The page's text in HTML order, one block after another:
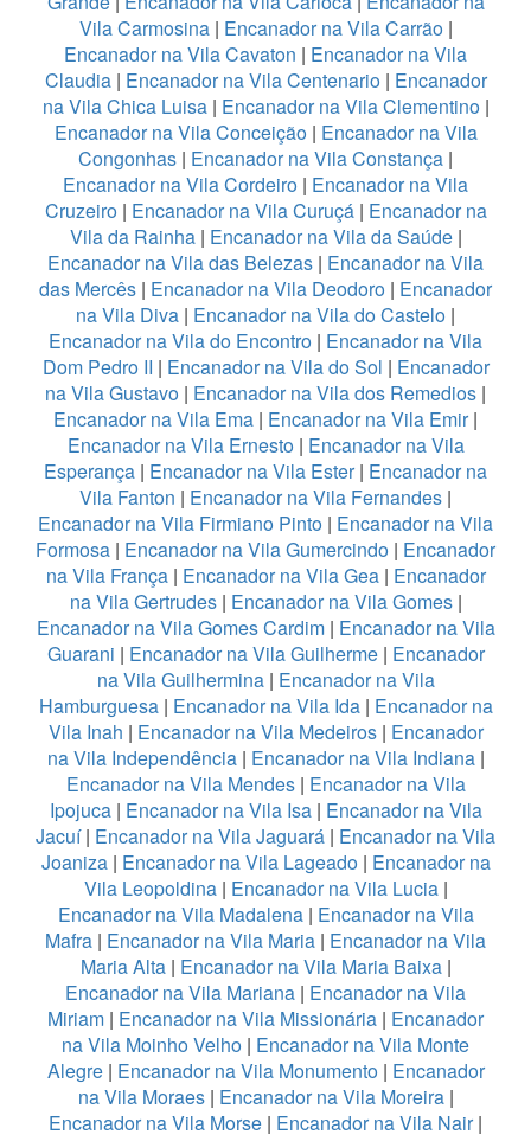
Vila Carmosina| Encanador na Vila Carrão|
Encanador na Vila Cavaton | Encanador na Vila
Claudia| Encanador na Vila Centenario| Encanador
na Vila Chica Luisa | Encanador na Vila Clementino|
Encanador na Vila Conceição| Encanador na Vila
Congonhas | Encanador na Vila Constança |
Encanador na Vila Cordeiro | Encanador na Vila
Cruzeiro | Encanador na Vila Curuçá | Encanador na
Vila da Rainha | Encanador na Vila da Saúde|
Encanador na Vila das Belezas | Encanador na Vila
das Mercês | Encanador na Vila Deodoro | Encanador
na Vila Diva | Encanador na Vila do Castelo |
Encanador na Vila do Encontro | Encanador na Vila
Dom Pedro II | Encanador na Vila do Sol | Encanador
na Vila Gustavo | Encanador na Vila dos Remedios |
Encanador na Vila Ema | Encanador na Vila Emir|
Encanador na Vila Ernesto| Encanador na Vila
Esperança | Encanador na Vila Ester| Encanador na
Vila Fanton | Encanador na Vila Fernandes |
Encanador na Vila Firmiano Pinto | Encanador na Vila
Formosa | Encanador na Vila Gumercindo | Encanador
na Vila França| Encanador na Vila Gea| Encanador
na Vila Gertrudes| Encanador na Vila Gomes|
Encanador na Vila Gomes Cardim| Encanador na Vila
Guarani | Encanador na Vila Guilherme| Encanador
na Vila Guilhermina| Encanador na Vila
Hamburguesa| Encanador na Vila Ida| Encanador na
Vila Inah | Encanador na Vila Medeiros| Encanador
na Vila Independência| Encanador na Vila Indiana|
Encanador na Vila Mendes| Encanador na Vila
Ipojuca| Encanador na Vila Isa| Encanador na Vila
Jacuí| Encanador na Vila Jaguará | Encanador na Vila
Joaniza| Encanador na Vila Lageado| Encanador na
Vila Leopoldina| Encanador na Vila Lucia|
Encanador na Vila Madalena| Encanador na Vila
Mafra | Encanador na Vila Maria | Encanador na Vila
Maria Alta| Encanador na Vila Maria Baixa|
Encanador na Vila Mariana | Encanador na Vila
Miriam | Encanador na Vila Missionária | Encanador
na Vila Moinho Velho | Encanador na Vila Monte
Alegre| Encanador na Vila Monumento| Encanador
na Vila Moraes| Encanador na Vila Moreira|
Encanador na Vila Morse | Encanador na Vila Nair|